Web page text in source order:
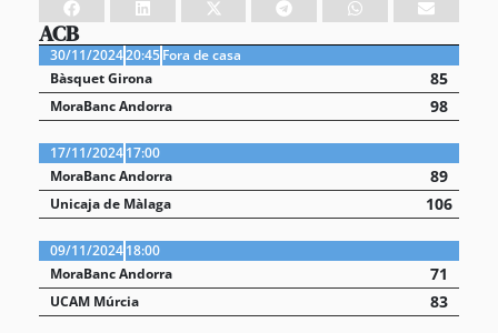
ACB
30/11/202420:45Fora de casa
Bàsquet Girona
85
MoraBanc Andorra 98
17/11/202417:00
MoraBanc Andorra
89
Unicaja de Màlaga 106
09/11/202418:00
MoraBanc Andorra
71
UCAM Múrcia 83